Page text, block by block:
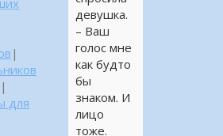
девушка.
– Ваш
голос мне
как будто
бы
знаком. И
лицо
тоже.
|
|
для